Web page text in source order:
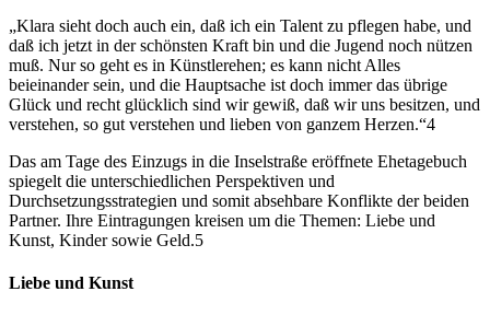
„Klara sieht doch auch ein, daß ich ein Talent zu pflegen habe, und
daß ich jetzt in der schönsten Kraft bin und die Jugend noch nützen
muß. Nur so geht es in Künstlerehen; es kann nicht Alles
beieinander sein, und die Hauptsache ist doch immer das übrige
Glück und recht glücklich sind wir gewiß, daß wir uns besitzen, und
verstehen, so gut verstehen und lieben von ganzem Herzen.“4
Das am Tage des Einzugs in die Inselstraße eröffnete Ehetagebuch
spiegelt die unterschiedlichen Perspektiven und
Durchsetzungsstrategien und somit absehbare Konflikte der beiden
Partner. Ihre Eintragungen kreisen um die Themen: Liebe und
Kunst, Kinder sowie Geld.5
Liebe und Kunst